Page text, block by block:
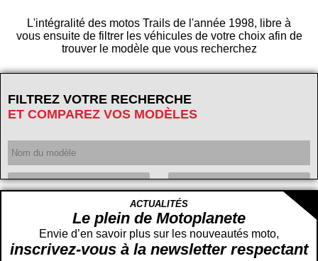
L'intégralité des motos Trails de l'année 1998, libre à
vous ensuite de filtrer les véhicules de votre choix afin de
trouver le modèle que vous recherchez
FILTREZ VOTRE RECHERCHE
ET COMPAREZ VOS MODÈLES
Cylindrée
cc
ACTUALITÉS
Le plein de Motoplanete
Envie d’en savoir plus sur les nouveautés moto,
inscrivez-vous à la newsletter respectant